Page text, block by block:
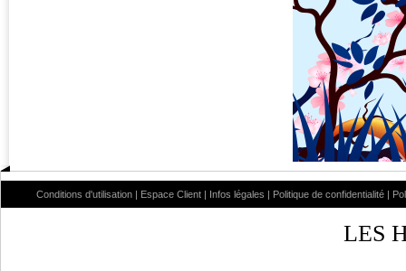
Conditions d'utilisation | Espace Client | Infos légales | Politique de confidentialité |
LES